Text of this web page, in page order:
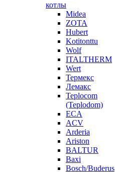
котлы
Midea
ZOTA
Hubert
Kotitonttu
Wolf
ITALTHERM
Wert
Термекс
Лемакс
Teplocom
(Teplodom)
ECA
ACV
Arderia
Ariston
BALTUR
Baxi
Bosch/Buderus